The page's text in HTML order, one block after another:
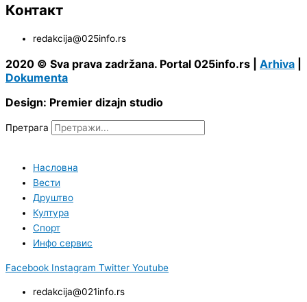
Контакт
redakcija@025info.rs
2020 © Sva prava zadržana. Portal 025info.rs | Arhiva
Dokumenta
Design: Premier dizajn studio
Претрага
Насловна
Вести
Друштво
Култура
Спорт
Инфо сервис
Facebook Instagram Twitter Youtube
redakcija@021info.rs